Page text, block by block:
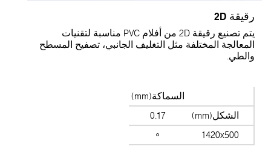
رقيقة 2D
يتم تصنيع رقيقة 2D من أفلام PVC مناسبة لتقنيات
المعالجة المختلفة مثل التغليف الجانبي، تصفيح المسطح
والطي.
السماكة(mm)
الشكل(mm)
0.17
1420x500